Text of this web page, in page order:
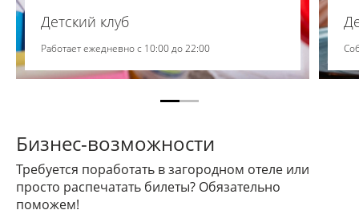
Детский клуб
Работает ежедневно с 10:00 до 22:00
Бизнес-возможности
Требуется поработать в загородном отеле или
просто распечатать билеты? Обязательно
поможем!